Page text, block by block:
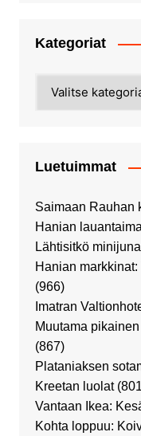
Kategoriat
Luetuimmat
Saimaan Rauhan
Hanian
Lähtisitkö
Hanian
(966)
Imatran
Muutama
(867)
Plataniaksen
Kreetan luolat
Vantaan Ikea:
Kohta loppuu: